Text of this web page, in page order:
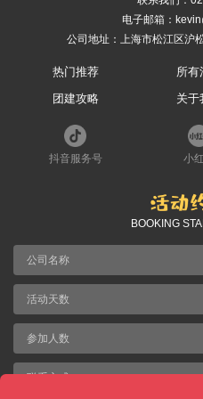
电子邮箱：
公司地址：上海市松江区沪
热门推荐 所有
团建攻略
关于
抖音服务号 小
BOOKING